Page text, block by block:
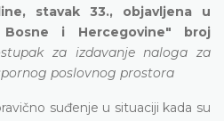
stavak 33., objavljena u
Bosne i Hercegovine" broj
za izdavanje naloga za
poslovnog prostora
suđenje u situaciji kada su